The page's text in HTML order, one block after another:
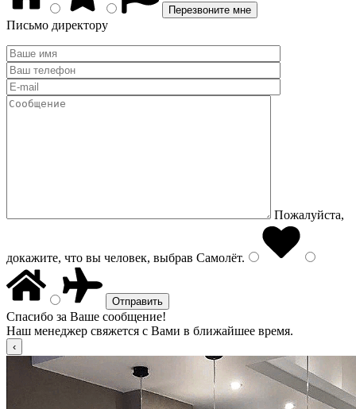
Письмо директору
Пожалуйста,
докажите, что вы человек, выбрав Самолёт.
Спасибо за Ваше сообщение!
Наш менеджер свяжется с Вами в ближайшее время.